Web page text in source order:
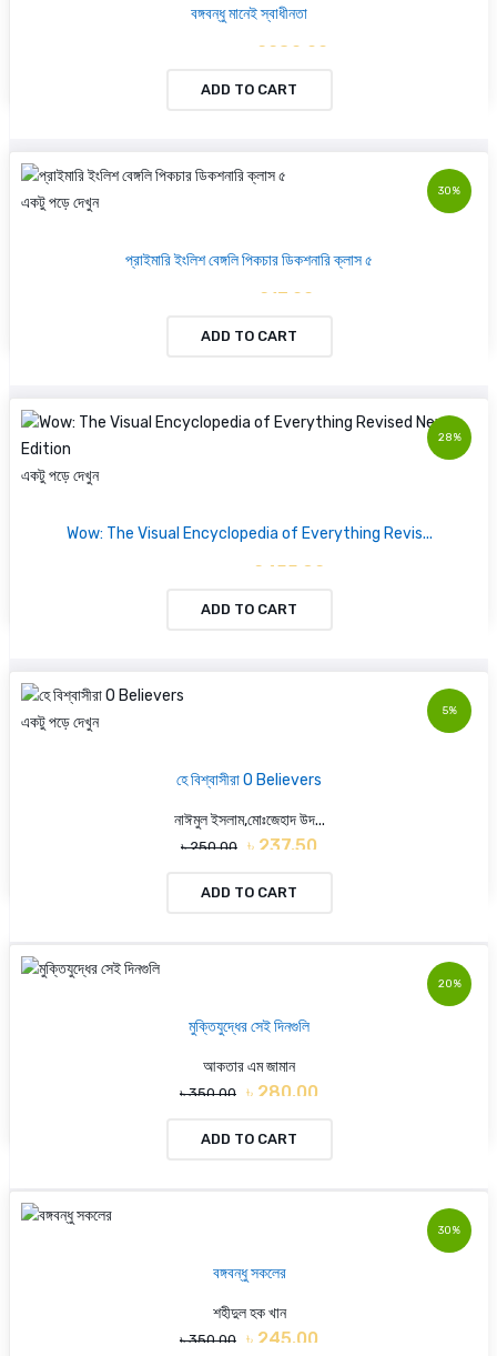
বঙ্গবন্ধু মানেই স্বাধীনতা
৳ 2280.00
ADD TO CART
30%
একটু পড়ে দেখুন
প্রাইমারি ইংলিশ বেঙ্গলি পিকচার ডিকশনারি ক্লাস ৫
৳ 217.00
ADD TO CART
28%
একটু পড়ে দেখুন
Wow: The Visual Encyclopedia of Everything Revis...
৳ 2455.92
ADD TO CART
5%
একটু পড়ে দেখুন
হে বিশ্বাসীরা O Believers
নাঈমুল ইসলাম,মোঃজেহাদ উদ...
৳ 250.00 ৳ 237.50
ADD TO CART
20%
মুক্তিযুদ্ধের সেই দিনগুলি
আকতার এম জামান
৳ 350.00 ৳ 280.00
ADD TO CART
30%
বঙ্গবন্ধু সকলের
শহীদুল হক খান
৳ 350.00 ৳ 245.00